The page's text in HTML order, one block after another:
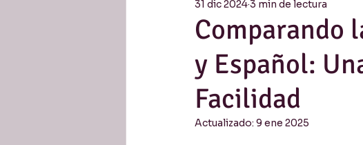
Methodology / Metodología
Resources / Recursos Success
Research / Investigación
Comparando
y Español:
Facilidad
31 dic 20243 min de lectura
Actualizado: 9 ene 2025